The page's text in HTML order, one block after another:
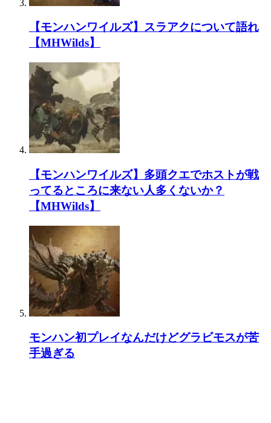
【モンハンワイルズ】スラアクについて語れ
【MHWilds】
【モンハンワイルズ】多頭クエでホストが戦
ってるところに来ない人多くないか？
【MHWilds】
モンハン初プレイなんだけどグラビモスが苦
手過ぎる